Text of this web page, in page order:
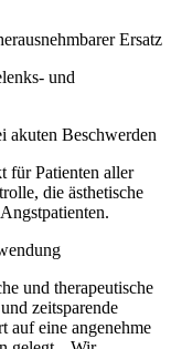
Ersatz
und
akuten Beschwerden
für Patienten aller
die ästhetische
und therapeutische
zeitsparende
auf eine angenehme